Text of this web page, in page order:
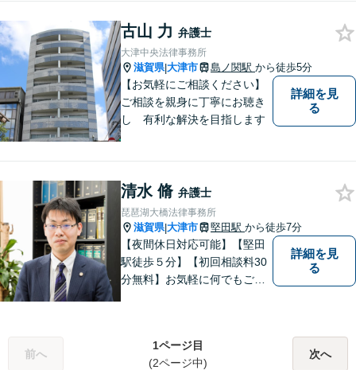
相談ください。
古山 力 弁護士
大津中央法律事務所
滋賀県|大津市 島ノ関駅 から徒歩5分
【お気軽にご相談ください】
ご相談を親身に丁寧にお聴き
し 有利な解決を目指します
詳細を見
る
清水 脩 弁護士
琵琶湖大橋法律事務所
滋賀県|大津市 堅田駅 から徒歩7分
【夜間休日対応可能】【堅田
駅徒歩５分】【初回相談料30
分無料】お気軽に何でもご相
詳細を見
る
前へ
1ページ目
(2ページ中)
次へ